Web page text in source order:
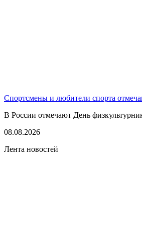
Спортсмены и любители спорта
В России отмечают День
08.08.2026
Лента новостей